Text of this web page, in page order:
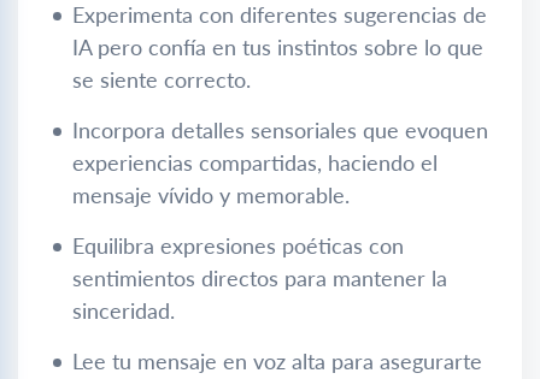
Experimenta con diferentes sugerencias de
IA pero confía en tus instintos sobre lo que
se siente correcto.
Incorpora detalles sensoriales que evoquen
experiencias compartidas, haciendo el
mensaje vívido y memorable.
Equilibra expresiones poéticas con
sentimientos directos para mantener la
sinceridad.
Lee tu mensaje en voz alta para asegurarte